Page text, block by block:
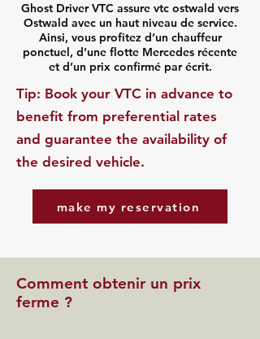
Ghost Driver VTC assure vtc ostwald vers
Ostwald avec un haut niveau de service.
Ainsi, vous profitez d’un chauffeur
ponctuel, d’une flotte Mercedes récente
et d’un prix confirmé par écrit.
​Tip: Book your VTC in advance to
benefit from preferential rates
and guarantee the availability of
the desired vehicle.
make my reservation
Comment obtenir un prix
ferme ?